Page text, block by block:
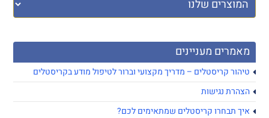
מאמרים מעניינים
טיהור קריסטלים – מדריך מקצועי וברור לטיפול מודע בקריסטלים
הצהרת נגישות
איך תבחרו קריסטלים שמתאימים לכם?